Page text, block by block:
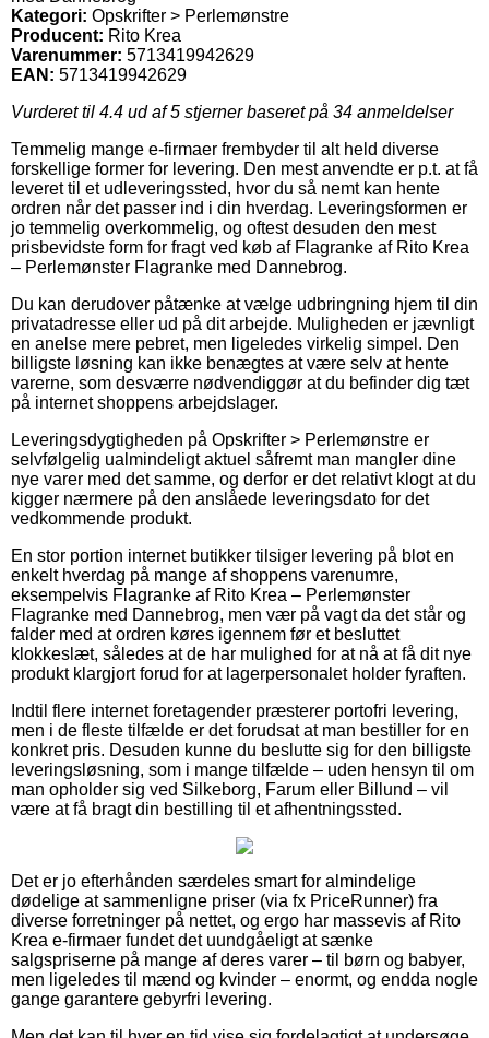
Kategori: Opskrifter > Perlemønstre
Producent: Rito Krea
Varenummer: 5713419942629
EAN: 5713419942629
Vurderet til 4.4 ud af 5 stjerner baseret på 34 anmeldelser
Temmelig mange e-firmaer frembyder til alt held diverse
forskellige former for levering. Den mest anvendte er p.t. at få
leveret til et udleveringssted, hvor du så nemt kan hente
ordren når det passer ind i din hverdag. Leveringsformen er
jo temmelig overkommelig, og oftest desuden den mest
prisbevidste form for fragt ved køb af Flagranke af Rito Krea
– Perlemønster Flagranke med Dannebrog.
Du kan derudover påtænke at vælge udbringning hjem til din
privatadresse eller ud på dit arbejde. Muligheden er jævnligt
en anelse mere pebret, men ligeledes virkelig simpel. Den
billigste løsning kan ikke benægtes at være selv at hente
varerne, som desværre nødvendiggør at du befinder dig tæt
på internet shoppens arbejdslager.
Leveringsdygtigheden på Opskrifter > Perlemønstre er
selvfølgelig ualmindeligt aktuel såfremt man mangler dine
nye varer med det samme, og derfor er det relativt klogt at du
kigger nærmere på den anslåede leveringsdato for det
vedkommende produkt.
En stor portion internet butikker tilsiger levering på blot en
enkelt hverdag på mange af shoppens varenumre,
eksempelvis Flagranke af Rito Krea – Perlemønster
Flagranke med Dannebrog, men vær på vagt da det står og
falder med at ordren køres igennem før et besluttet
klokkeslæt, således at de har mulighed for at nå at få dit nye
produkt klargjort forud for at lagerpersonalet holder fyraften.
Indtil flere internet foretagender præsterer portofri levering,
men i de fleste tilfælde er det forudsat at man bestiller for en
konkret pris. Desuden kunne du beslutte sig for den billigste
leveringsløsning, som i mange tilfælde – uden hensyn til om
man opholder sig ved Silkeborg, Farum eller Billund – vil
være at få bragt din bestilling til et afhentningssted.
Det er jo efterhånden særdeles smart for almindelige
dødelige at sammenligne priser (via fx PriceRunner) fra
diverse forretninger på nettet, og ergo har massevis af Rito
Krea e-firmaer fundet det uundgåeligt at sænke
salgspriserne på mange af deres varer – til børn og babyer,
men ligeledes til mænd og kvinder – enormt, og endda nogle
gange garantere gebyrfri levering.